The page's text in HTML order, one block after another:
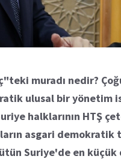
muradı nedir?
ulusal bir yönetim
halklarının HTŞ
asgari
Suriye'de en